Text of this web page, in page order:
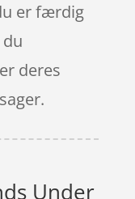
er færdig
deres
Under